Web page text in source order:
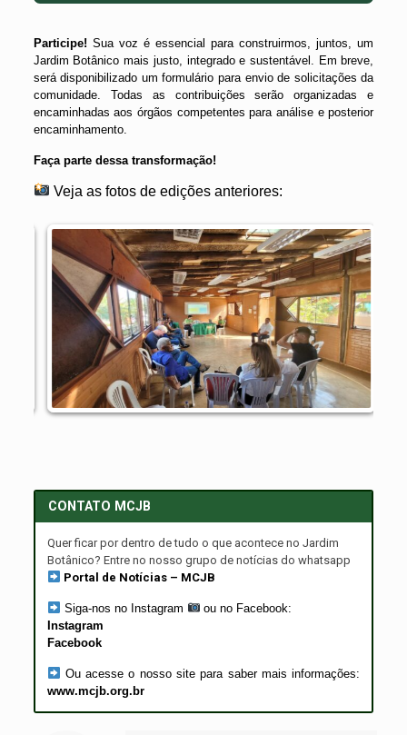
Participe! Sua voz é essencial para construirmos, juntos, um
Jardim Botânico mais justo, integrado e sustentável. Em breve,
será disponibilizado um formulário para envio de solicitações da
comunidade. Todas as contribuições serão organizadas e
encaminhadas aos órgãos competentes para análise e posterior
encaminhamento.
Faça parte dessa transformação!
Veja as fotos de edições anteriores:
CONTATO MCJB
Quer ficar por dentro de tudo o que acontece no Jardim
Botânico? Entre no nosso grupo de notícias do whatsapp
Portal de Notícias – MCJB
Siga-nos no Instagram
ou no Facebook:
Instagram
Facebook
Ou acesse o nosso site para saber mais informações:
www.mcjb.org.br